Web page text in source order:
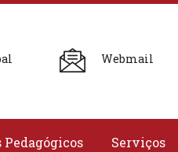
Webmail
Pedagógicos Serviços